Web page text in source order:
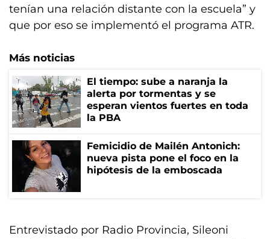
tenían una relación distante con la escuela” y
que por eso se implementó el programa ATR.
Más noticias
El tiempo: sube a naranja la
alerta por tormentas y se
esperan vientos fuertes en toda
la PBA
Femicidio de Mailén Antonich:
nueva pista pone el foco en la
hipótesis de la emboscada
Entrevistado por Radio Provincia, Sileoni